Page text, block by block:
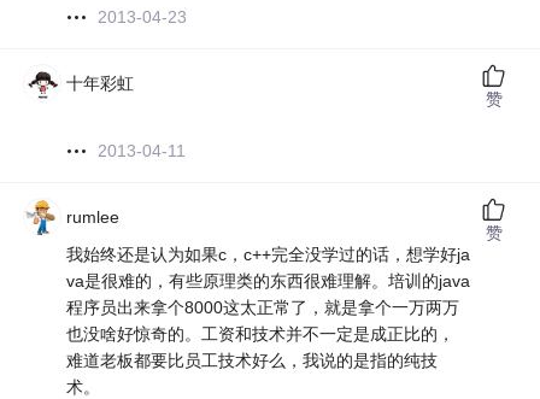
2013-04-23
十年彩虹
2013-04-11
赞
rumlee
我始终还是认为如果c，c++完全没学过的话，想学好ja
va是很难的，有些原理类的东西很难理解。培训的java
程序员出来拿个8000这太正常了，就是拿个一万两万
也没啥好惊奇的。工资和技术并不一定是成正比的，
难道老板都要比员工技术好么，我说的是指的纯技
术。
赞